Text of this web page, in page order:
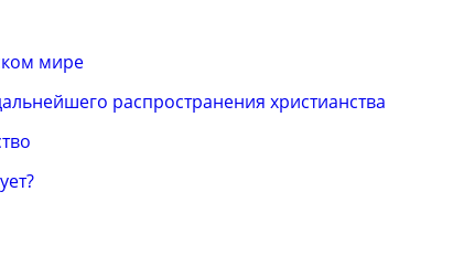
мире
распространения христианства